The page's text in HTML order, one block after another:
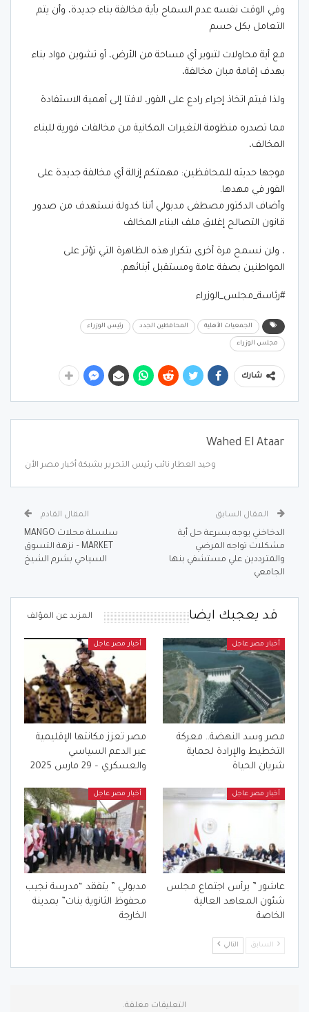
وفي الوقت نفسه عدم السماح بأية مخالفة بناء جديدة، وأن يتم
التعامل بكل حسم
مع أية محاولات لتبوير أي مساحة من الأرض، أو تشوين مواد بناء
بهدف إقامة مبان مخالفة،
ولذا فيتم اتخاذ إجراء رادع على الفور، لافتا إلى أهمية الاستفادة
مما تصدره منظومة التغيرات المكانية من مخالفات فورية للبناء
المخالف،
موجها حديثه للمحافظين: مهمتكم إزالة أي مخالفة جديدة على
الفور في مهدها.
وأضاف الدكتور مصطفى مدبولي أننا كدولة نستهدف من صدور
قانون التصالح إغلاق ملف البناء المخالف
، ولن نسمح مرة أخرى بتكرار هذه الظاهرة التي تؤثر على
المواطنين بصفة عامة ومستقبل أبنائهم.
#رئاسة_مجلس_الوزراء
الجمعيات الأهلية المحافظين الجدد رئيس الوزراء
مجلس الوزراء
شارك
Wahed El Ataar
وحيد العطار نائب رئيس التحرير بشبكة أخبار مصر الأن
المقال السابق
الدخاخني يوجه بسرعة حل أية
مشكلات تواجه المرضي
والمترددين علي مستشفي بنها
الجامعي
المقال القادم
سلسلة محلات MANGO
MARKET – نزهة التسوق
السياحي بشرم الشيخ
قد يعجبك ايضا المزيد عن المؤلف
أخبار مصر عاجل
مصر وسد النهضة.. معركة
التخطيط والإرادة لحماية
شريان الحياة
أخبار مصر عاجل
مصر تعزز مكانتها الإقليمية
عبر الدعم السياسي
والعسكري – 29 مارس 2025
أخبار مصر عاجل
عاشور ” يرأس اجتماع مجلس
شئون المعاهد العالية
الخاصة
أخبار مصر عاجل
مدبولي ” يتفقد “مدرسة نجيب
محفوظ الثانوية بنات” بمدينة
الخارجة
السابق التالي
التعليقات مغلقة.